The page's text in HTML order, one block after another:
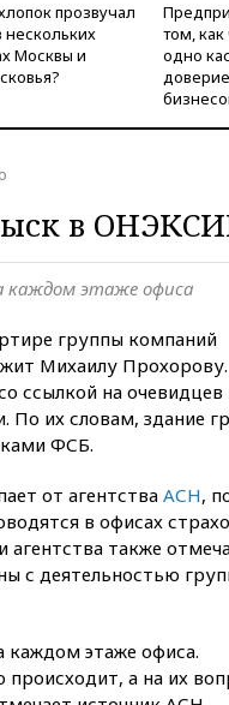
прозвучал
нескольких
Москвы и
том,
одно
в
этаже офиса
группы компаний
Михаилу
ссылкой на очевидцев
По их словам, здание
ФСБ.
от агентстваАСН,
в офисах
агентства также
с деятельностью
каждом этаже офиса.
а на их